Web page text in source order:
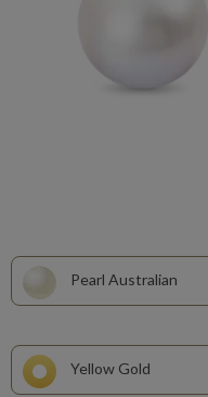
Pearl Australian
Yellow Gold